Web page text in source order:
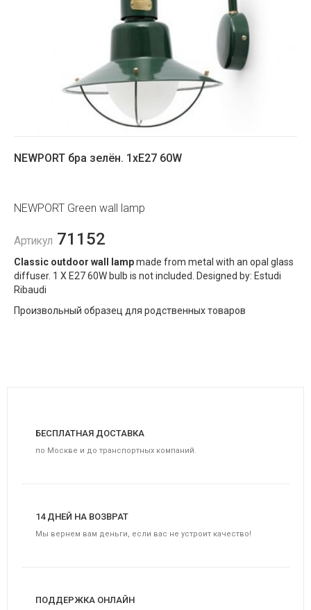
NEWPORT бра зелён. 1хE27 60W
NEWPORT Green wall lamp
Артикул 71152
Classic outdoor wall lampmade from metal with an opal glass
diffuser. 1 X E27 60W bulb is not included. Designed by: Estudi
Ribaudi
Произвольный образец для родственных товаров
БЕСПЛАТНАЯ ДОСТАВКА
по Москве и до транспортных компаний.
14 ДНЕЙ НА ВОЗВРАТ
Мы вернем вам деньги, если вас не устроит качество!
ПОДДЕРЖКА ОНЛАЙН